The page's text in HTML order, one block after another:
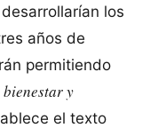
los
años de
permitiendo
bienestar y
el texto